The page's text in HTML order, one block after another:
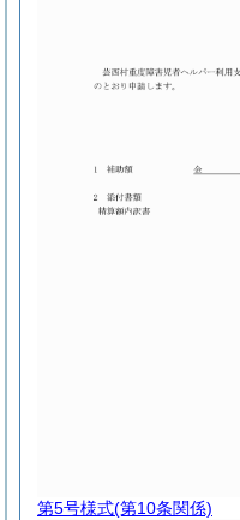
第5号様式(第10条関係)